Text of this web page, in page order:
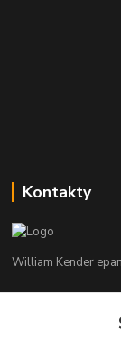
Kontakty
William Kender